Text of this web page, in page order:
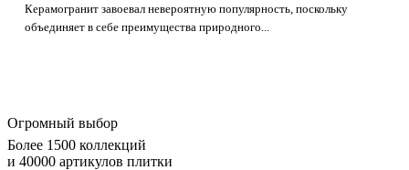
Керамогранит завоевал невероятную популярность, поскольку
объединяет в себе преимущества природного...
Огромный выбор
Более 1500 коллекций
и 40000 артикулов плитки